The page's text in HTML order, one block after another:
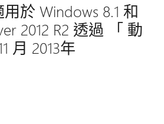
於 Windows 8.1 和
2012 R2 透過 「 動
月 2013年